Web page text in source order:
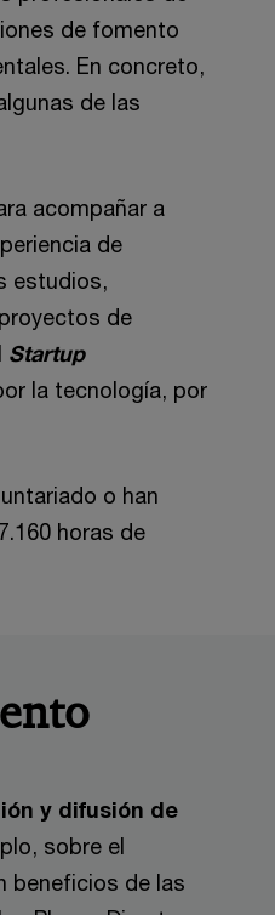
de fomento
En concreto,
de las
acompañar a
de
estudios,
de
Startup
la tecnología, por
o han
horas de
y difusión de
sobre el
beneficios de las